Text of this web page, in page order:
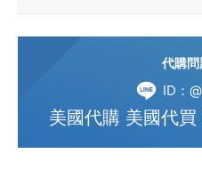
代購
ID：
美國代購 美國代